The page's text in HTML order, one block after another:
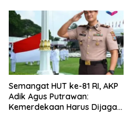
Semangat HUT ke-81 RI, AKP
Adik Agus Putrawan:
Kemerdekaan Harus Dijaga